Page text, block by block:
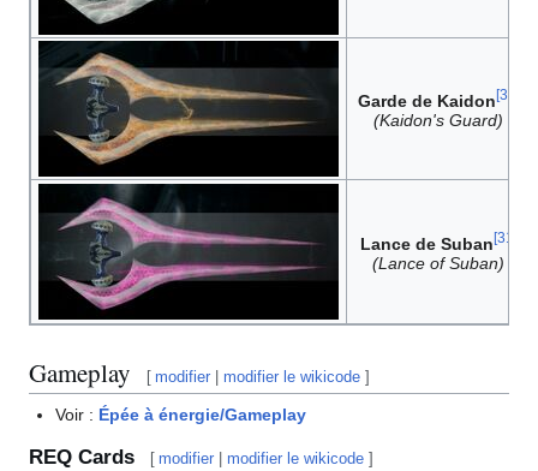
Garde de Kaidon [30
(Kaidon's Guard)
Lance de Suban [31
(Lance of Suban)
Gameplay [ modifier |modifier le wikicode ]
Voir : Épée à énergie/Gameplay
REQ Cards [ modifier |modifier le wikicode ]